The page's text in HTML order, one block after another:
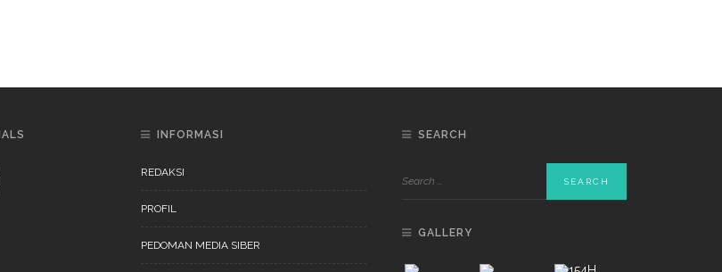
INFORMASI
REDAKSI
PROFIL
PEDOMAN MEDIA SIBER
SEARCH
GALLERY